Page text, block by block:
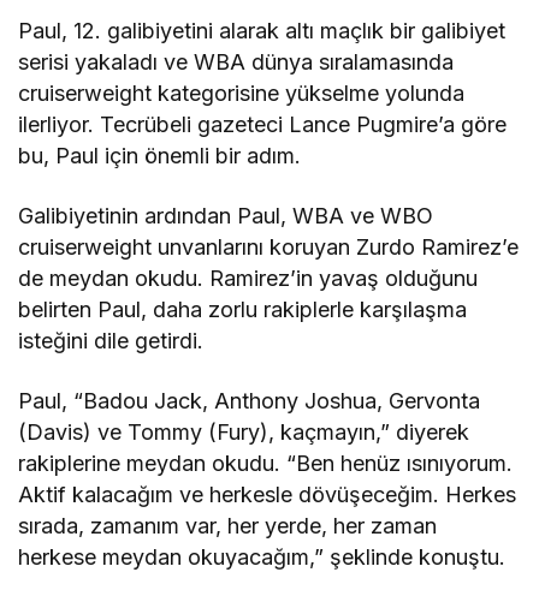
Paul, 12. galibiyetini alarak altı maçlık bir galibiyet
serisi yakaladı ve WBA dünya sıralamasında
cruiserweight kategorisine yükselme yolunda
ilerliyor. Tecrübeli gazeteci Lance Pugmire’a göre
bu, Paul için önemli bir adım.
Galibiyetinin ardından Paul, WBA ve WBO
cruiserweight unvanlarını koruyan Zurdo Ramirez’e
de meydan okudu. Ramirez’in yavaş olduğunu
belirten Paul, daha zorlu rakiplerle karşılaşma
isteğini dile getirdi.
Paul, “Badou Jack, Anthony Joshua, Gervonta
(Davis) ve Tommy (Fury), kaçmayın,” diyerek
rakiplerine meydan okudu. “Ben henüz ısınıyorum.
Aktif kalacağım ve herkesle dövüşeceğim. Herkes
sırada, zamanım var, her yerde, her zaman
herkese meydan okuyacağım,” şeklinde konuştu.